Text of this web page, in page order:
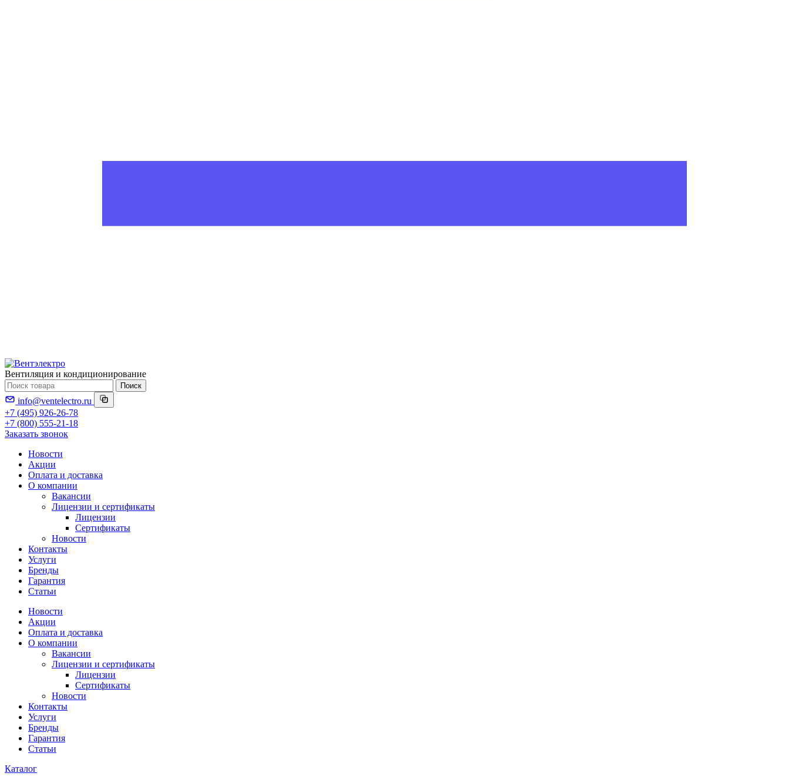
Вентиляция и кондиционирование
Поиск
info@ventelectro.ru
+7 (495) 926-26-78
+7 (800) 555-21-18
Заказать звонок
Новости
Акции
Оплата и доставка
О компании
Вакансии
Лицензии и сертификаты
Лицензии
Сертификаты
Новости
Контакты
Услуги
Бренды
Гарантия
Статьи
Новости
Акции
Оплата и доставка
О компании
Вакансии
Лицензии и сертификаты
Лицензии
Сертификаты
Новости
Контакты
Услуги
Бренды
Гарантия
Статьи
Каталог